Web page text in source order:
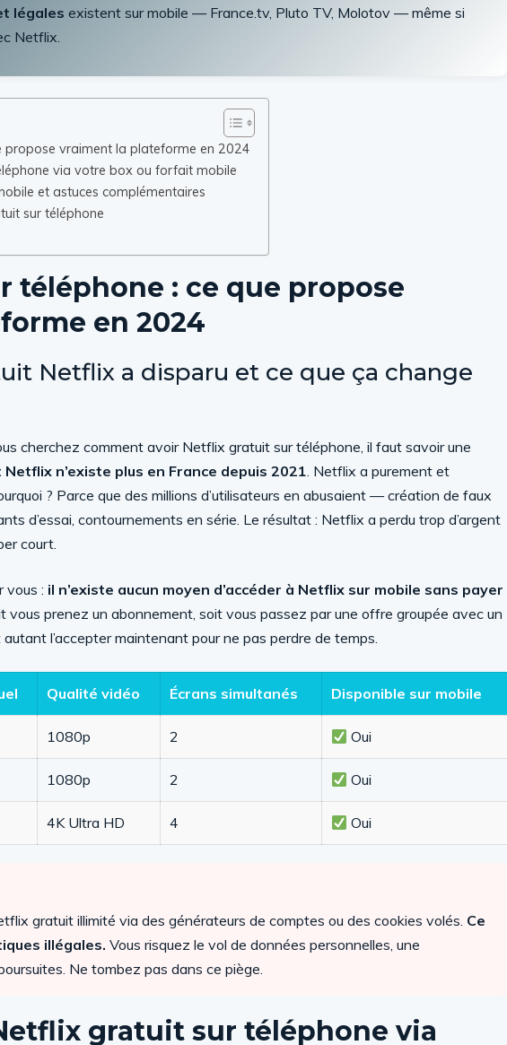
légales existent sur mobile — France.tv, Pluto TV, Molotov — même si
Netflix.
propose vraiment la plateforme en 2024
via votre box ou forfait mobile
et astuces complémentaires
sur téléphone
téléphone : ce que propose
en 2024
Netflix a disparu et ce que ça change
cherchez comment avoir Netflix gratuit sur téléphone, il faut savoir une
Netflix n’existe plus en France depuis 2021. Netflix a purement et
? Parce que des millions d’utilisateurs en abusaient — création de faux
d’essai, contournements en série. Le résultat : Netflix a perdu trop d’argent
court.
vous : il n’existe aucun moyen d’accéder à Netflix sur mobile sans payer
vous prenez un abonnement, soit vous passez par une offre groupée avec un
l’accepter maintenant pour ne pas perdre de temps.
Qualité vidéo Écrans simultanés Disponible sur mobile
1080p 2 Oui
1080p 2 Oui
4K Ultra HD 4 Oui
gratuit illimité via des générateurs de comptes ou des cookies volés. Ce
illégales. Vous risquez le vol de données personnelles, une
Ne tombez pas dans ce piège.
gratuit sur téléphone via